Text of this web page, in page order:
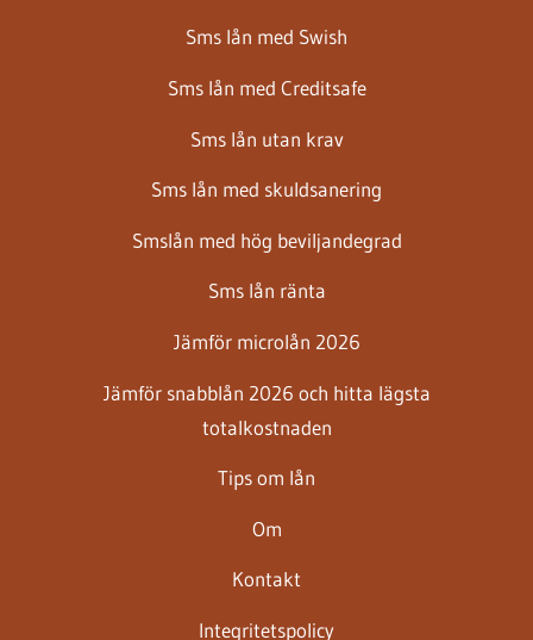
Sms lån med Swish
Sms lån med Creditsafe
Sms lån utan krav
Sms lån med skuldsanering
Smslån med hög beviljandegrad
Sms lån ränta
Jämför microlån 2026
Jämför snabblån 2026 och hitta lägsta
totalkostnaden
Tips om lån
Om
Kontakt
Integritetspolicy